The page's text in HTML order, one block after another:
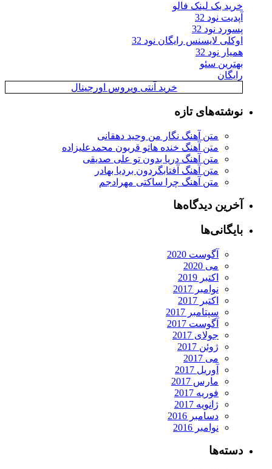
خرید بک لینک فالو
آپدیت نود 32
پسورد نود 32
اوکلی لایسنس رایگان نود 32
همیار نود 32
بهترین سئو
رایگان
خرید آنتی ویروس اورجینال
نوشته‌های تازه
متن آهنگ نگار من وحید دهقانی
متن آهنگ خنده هاتو قربون محمدعلیزاده
متن آهنگ دریا بدون تو علی صدیقی
متن آهنگ آفتابگردون بردیا بهادر
متن آهنگ چرا ساکتی مهرادجم
آخرین دیدگاه‌ها
بایگانی‌ها
آگوست 2020
می 2020
اکتبر 2019
نوامبر 2017
اکتبر 2017
سپتامبر 2017
آگوست 2017
جولای 2017
ژوئن 2017
می 2017
آوریل 2017
مارس 2017
فوریه 2017
ژانویه 2017
دسامبر 2016
نوامبر 2016
دسته‌ها